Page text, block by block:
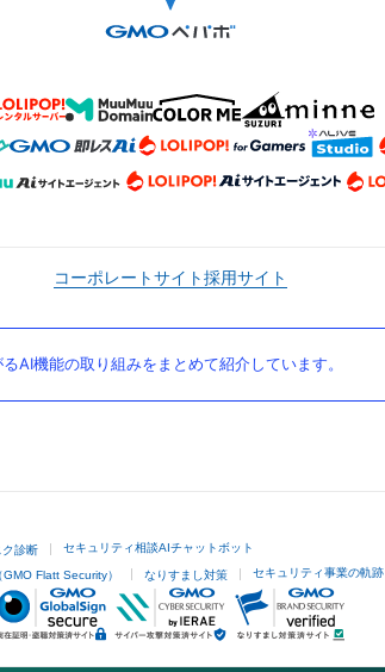
コーポレートサイト採用サイト
AI機能の取り組みをまとめて紹介しています。
診断 セキュリティ相談AIチャットボット
Flatt Security） なりすまし対策 セキュリティ事業の軌跡